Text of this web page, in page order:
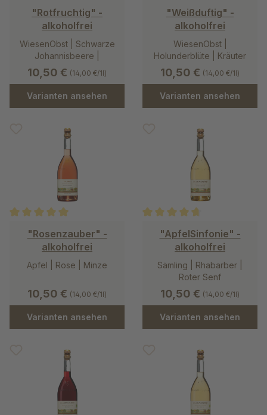
Durchschnittliche Bewertung von 5 von 5 Sternen
"Rotfruchtig" -
alkoholfrei
WiesenObst | Schwarze
Johannisbeere |
Sauerkirsche
10,50 € (14,00 €/1l)
Varianten ansehen
Durchschnittliche Bewertung
"Weißduftig" -
alkoholfrei
WiesenObst |
Holunderblüte | Kräuter
10,50 € (14,00 €/1l)
Varianten ansehen
Durchschnittliche Bewertung von 5 von 5 Sternen
"Rosenzauber" -
alkoholfrei
Apfel | Rose | Minze
10,50 € (14,00 €/1l)
Varianten ansehen
Durchschnittliche Bewertung
"ApfelSinfonie" -
alkoholfrei
Sämling | Rhabarber |
Roter Senf
10,50 € (14,00 €/1l)
Varianten ansehen